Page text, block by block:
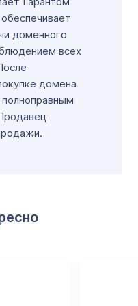
доменного
всех
домена
полноправным